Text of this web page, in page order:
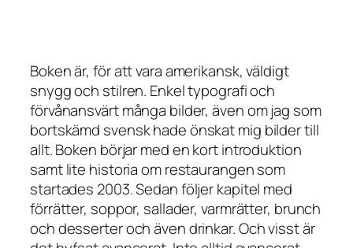
Boken är, för att vara amerikansk, väldigt
snygg och stilren. Enkel typografi och
förvånansvärt många bilder, även om jag som
bortskämd svensk hade önskat mig bilder till
allt. Boken börjar med en kort introduktion
samt lite historia om restaurangen som
startades 2003. Sedan följer kapitel med
förrätter, soppor, sallader, varmrätter, brunch
och desserter och även drinkar. Och visst är